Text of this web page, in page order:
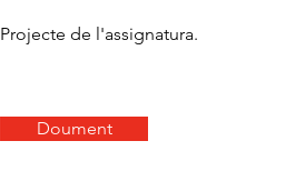
Projecte de l'assignatura.
Doument